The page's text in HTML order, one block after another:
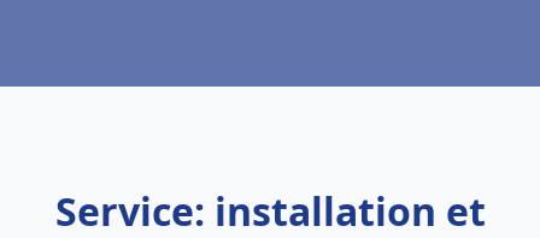
Service: installation et